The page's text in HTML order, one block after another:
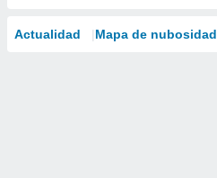
Actualidad Mapa de nubosidad